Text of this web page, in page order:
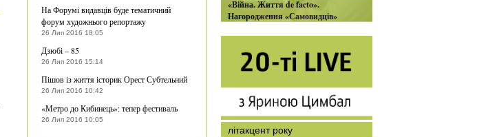
На Форумі видавців буде тематичний
форум художнього репортажу
26 Лип 2016 18:05
Дзюбі – 85
26 Лип 2016 15:14
Пішов із життя історик Орест Субтельний
26 Лип 2016 10:42
«Метро до Кибинець»: тепер фестиваль
26 Лип 2016 10:05
«Війна. Життя de facto».
Нагородження «Самовидців»
літакцент року